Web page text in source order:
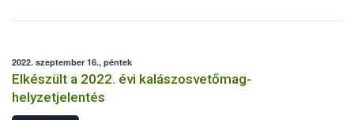
2022. szeptember 16., péntek
Elkészült a 2022. évi kalászosvetőmag-
helyzetjelentés